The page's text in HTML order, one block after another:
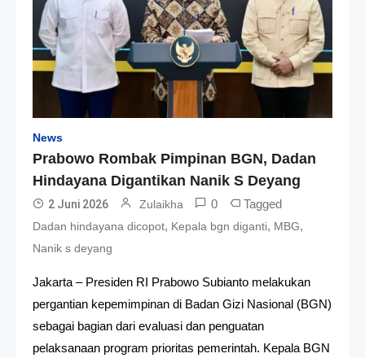
News
Prabowo Rombak Pimpinan BGN, Dadan
Hindayana Digantikan Nanik S Deyang
2 Juni 2026 Zulaikha 0 Tagged
Dadan hindayana dicopot, Kepala bgn diganti, MBG,
Nanik s deyang
Jakarta – Presiden RI Prabowo Subianto melakukan
pergantian kepemimpinan di Badan Gizi Nasional (BGN)
sebagai bagian dari evaluasi dan penguatan
pelaksanaan program prioritas pemerintah. Kepala BGN